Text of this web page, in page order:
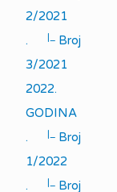
2/2021
.
|_ Broj
3/2021
2022.
GODINA
.
|_ Broj
1/2022
.
|_ Broj